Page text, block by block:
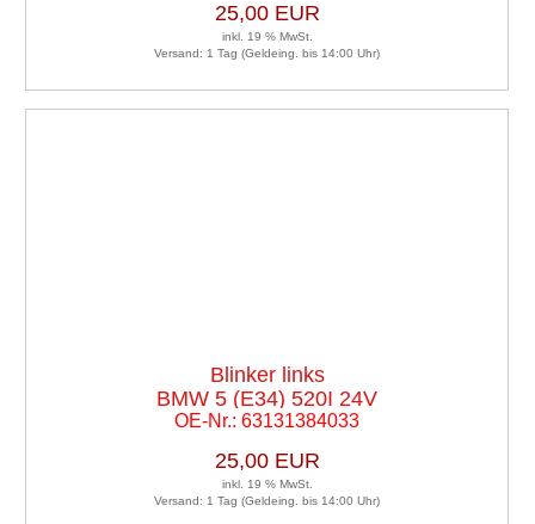
25,00 EUR
inkl. 19 % MwSt.
Versand: 1 Tag (Geldeing. bis 14:00 Uhr)
Blinker links
BMW 5 (E34) 520I 24V
OE-Nr.: 63131384033
25,00 EUR
inkl. 19 % MwSt.
Versand: 1 Tag (Geldeing. bis 14:00 Uhr)